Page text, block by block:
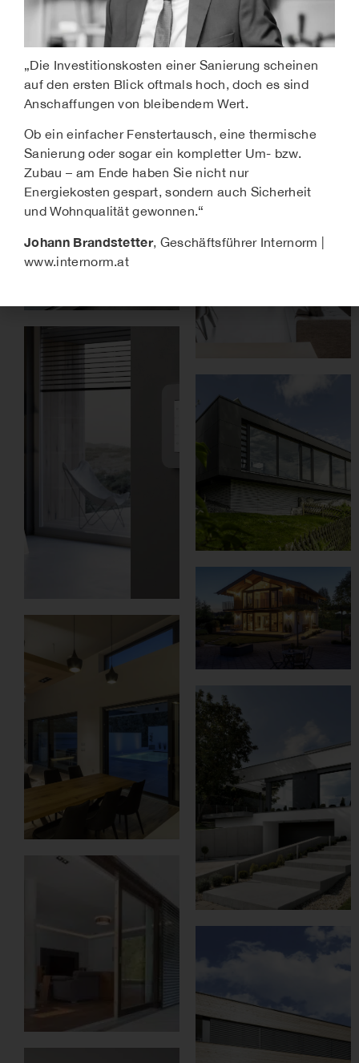
„Die Investitionskosten einer Sanierung scheinen
auf den ersten Blick oftmals hoch, doch es sind
Anschaffungen von bleibendem Wert.
Ob ein einfacher Fenstertausch, eine thermische
Sanierung oder sogar ein kompletter Um- bzw.
Zubau – am Ende haben Sie nicht nur
Energiekosten gespart, sondern auch Sicherheit
und Wohnqualität gewonnen.“
Johann Brandstetter, Geschäftsführer Internorm |
www.internorm.at